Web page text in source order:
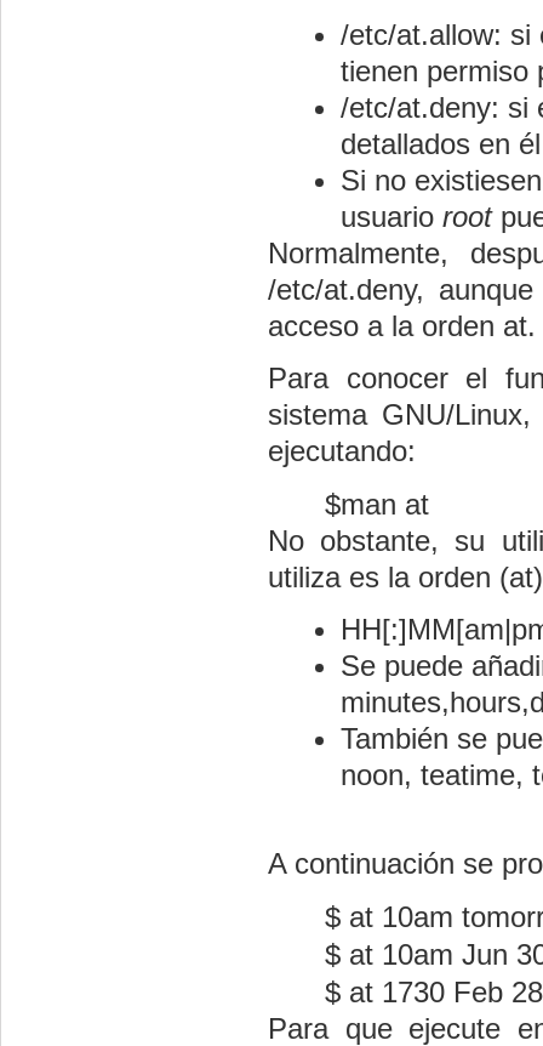
/etc/at.allow: si
tienen permiso
/etc/at.deny: si
detallados en
Si no
usuario root
Normalmente,
/etc/at.deny,
acceso a la orden at.
Para conocer el
sistema GNU/
ejecutando:
$man at
No obstante, su
utiliza es la orden
Se puede
También se
noon, teatime,
A continuación se
$ at 10am
$ at 10am Jun
$ at 1730 Feb
Para que ejecute